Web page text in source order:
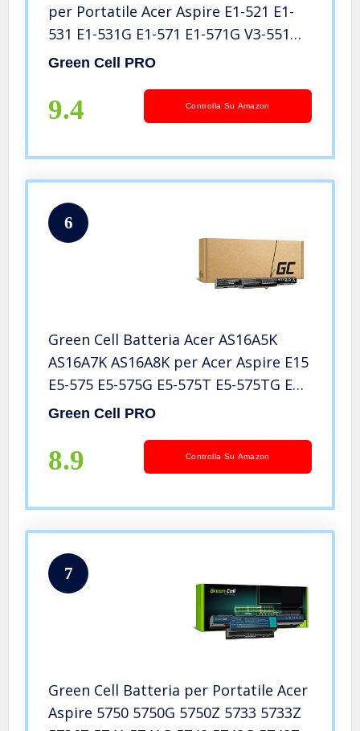
per Portatile Acer Aspire E1-521 E1-
531 E1-531G E1-571 E1-571G V3-551
V3-571 V3-571G V3-771 V3-771G (6
Green Cell PRO
9.4 Controlla Su Amazon
6
Green Cell Batteria Acer AS16A5K
AS16A7K AS16A8K per Acer Aspire E15
E5-575 E5-575G E5-575T E5-575TG E5-
553 E5-553G F15 F5-573 F5-573G F5-
E5-774G E5-575T-58WH
Green Cell PRO
8.9 Controlla Su Amazon
7
Green Cell Batteria per Portatile Acer
Aspire 5750 5750G 5750Z 5733 5733Z